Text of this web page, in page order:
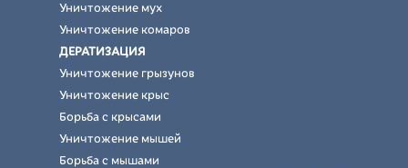
Уничтожение мух
Уничтожение комаров
ДЕРАТИЗАЦИЯ
Уничтожение грызунов
Уничтожение крыс
Борьба с крысами
Уничтожение мышей
Борьба с мышами